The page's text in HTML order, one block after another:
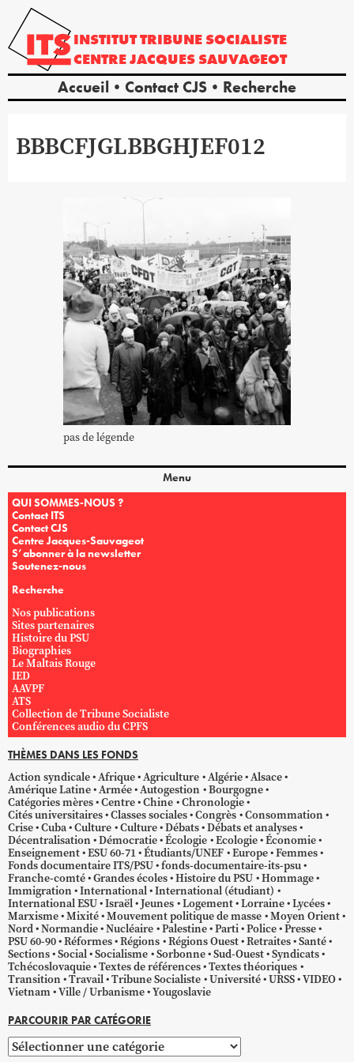
INSTITUTTRIBUNE SOCIALISTE
CENTREJACQUES SAUVAGEOT
Accueil Contact CJS Recherche
BBBCFJGLBBGHJEF012
pas de légende
Menu
QUI SOMMES-NOUS ?
Contact ITS
Contact CJS
Centre Jacques-Sauvageot
S’abonner à la newsletter
Soutenez-nous
Recherche
Nos publications
Sites partenaires
Histoire du PSU
Biographies
Le Maltais Rouge
IED
AAVPF
ATS
Collection de Tribune Socialiste
Conférences audio du CPFS
THÈMES DANS LES FONDS
Action syndicale Afrique Agriculture Algérie Alsace
Amérique Latine Armée Autogestion
Bourgogne
Catégories mères Centre Chine Chronologie
Cités universitaires Classes sociales Congrès Consommation
Crise Cuba Culture Culture Débats Débats et analyses
Décentralisation Démocratie Écologie Ecologie Économie
Enseignement ESU 60-71 Étudiants/UNEF Europe Femmes
Fonds documentaire ITS/PSU fonds-documentaire-its-psu
Franche-comté Grandes écoles Histoire du PSU Hommage
Immigration International International (étudiant)
International ESU Israël Jeunes Logement Lorraine Lycées
Marxisme Mixité Mouvement politique de masse Moyen Orient
Nord Normandie Nucléaire Palestine Parti Police Presse
PSU 60-90 Réformes Régions Régions Ouest Retraites Santé
Sections Social Socialisme Sorbonne Sud-Ouest Syndicats
Tchécoslovaquie Textes de références Textes théoriques
Transition Travail Tribune Socialiste Université URSS VIDEO
Vietnam Ville / Urbanisme Yougoslavie
PARCOURIR PAR CATÉGORIE
Parcourir